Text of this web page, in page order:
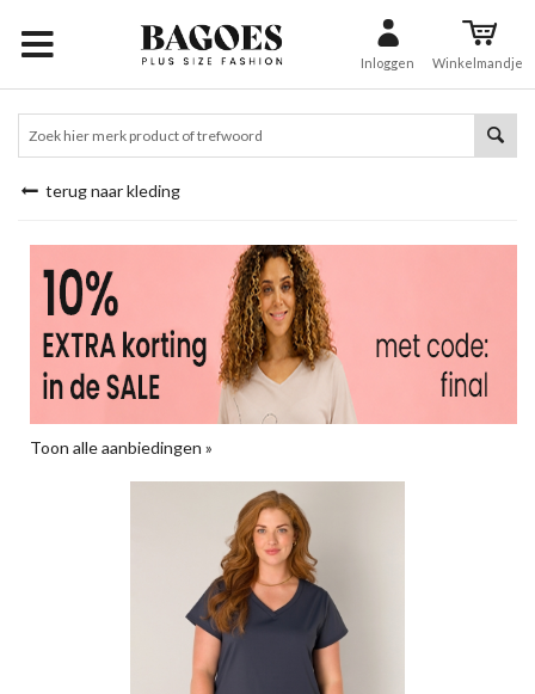
Inloggen Winkelmandje
terug naar kleding
Toon alle aanbiedingen »